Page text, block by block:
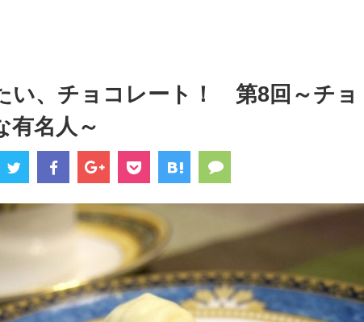
い、チョコレート！ 第8回～チョ
有名人～